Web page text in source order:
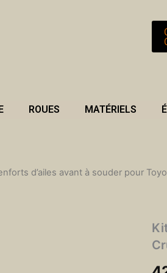
ROUES MATÉRIELS
d’ailes avant à souder pour